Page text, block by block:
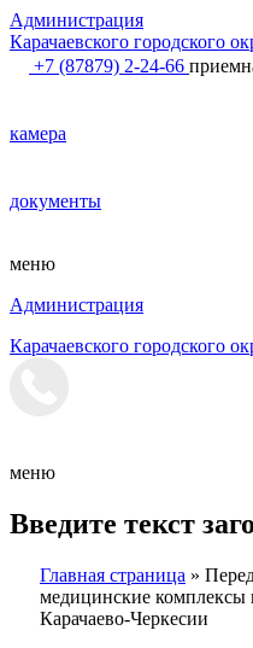
Администрация
Карачаевского городского
+7 (87879) 2-24-66
камера
документы
меню
Администрация
Карачаевского городского
меню
Введите текст
Главная страница »
медицинские
Карачаево-Черкесии